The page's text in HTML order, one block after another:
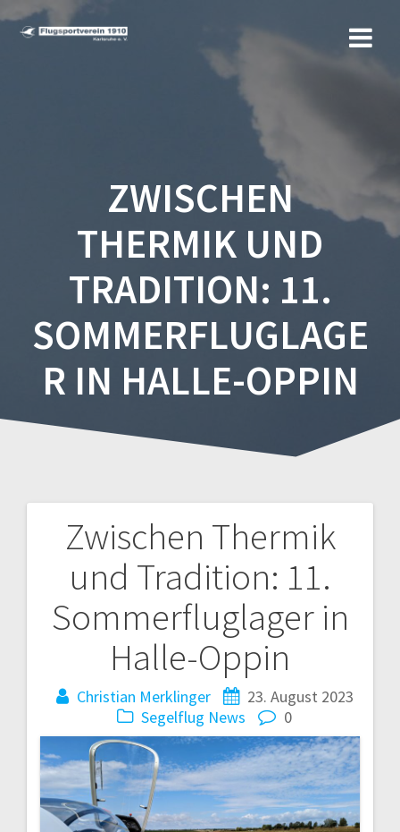
springen
ZWISCHEN
THERMIK UND
TRADITION: 11.
SOMMERFLUGLAGE
R IN HALLE-OPPIN
Zwischen Thermik
und Tradition: 11.
Sommerfluglager in
Halle-Oppin
Christian Merklinger
23. August 2023
Segelflug News
0
Beitragsnavigation